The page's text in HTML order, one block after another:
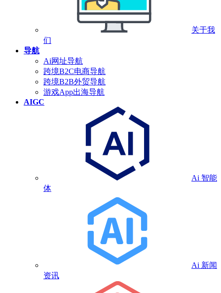
关于我
们
导航
Ai网址导航
跨境B2C电商导航
跨境B2B外贸导航
游戏App出海导航
AIGC
Ai 智能
体
Ai 新闻
资讯